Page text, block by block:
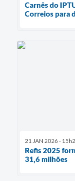
Carnês do
Correios para
21 JAN 2026 -
Refis 2025
31,6 milhões